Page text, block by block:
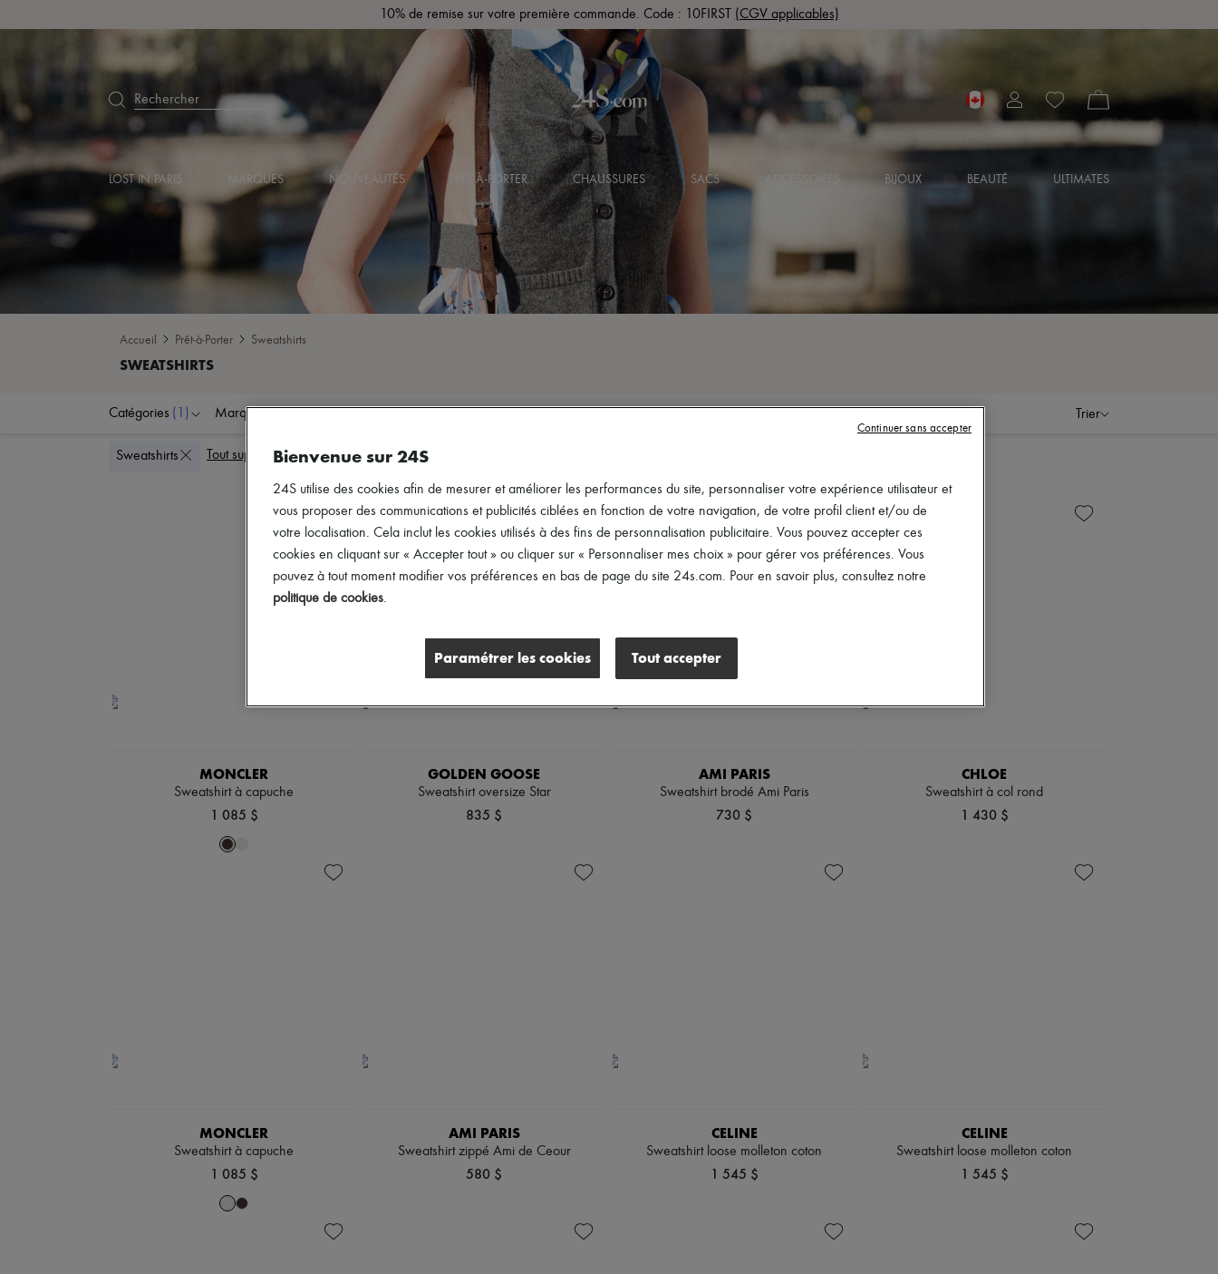
10% de remise sur votre première commande. Code : 10FIRST (CGV applicables)
Rechercher
LOST IN PARIS MARQUES NOUVEAUTÉS PRÊT-À-PORTER CHAUSSURES SACS ACCESSOIRES BIJOUX BEAUTÉ ULTIMATES
Accueil Prêt-à-Porter Sweatshirts
Catégories (1) Marques Trier
Sweatshirts Tout supprimer
MONCLER
Sweatshirt à capuche
1 085 $
GOLDEN GOOSE
Sweatshirt oversize Star
835 $
AMI PARIS
Sweatshirt brodé Ami Paris
730 $
CHLOE
Sweatshirt à col rond
1 430 $
MONCLER
Sweatshirt à capuche
1 085 $
AMI PARIS
Sweatshirt zippé Ami de Ceour
580 $
CELINE
Sweatshirt loose molleton coton
1 545 $
CELINE
Sweatshirt loose molleton coton
1 545 $
Bienvenue sur 24S
24S utilise des cookies afin de mesurer et améliorer les performances du site, personnaliser votre expérience utilisateur et
vous proposer des communications et publicités ciblées en fonction de votre navigation, de votre profil client et/ou de
votre localisation. Cela inclut les cookies utilisés à des fins de personnalisation publicitaire. Vous pouvez accepter ces
cookies en cliquant sur « Accepter tout » ou cliquer sur « Personnaliser mes choix » pour gérer vos préférences. Vous
pouvez à tout moment modifier vos préférences en bas de page du site 24s.com. Pour en savoir plus, consultez notre
politique de cookies.
Paramétrer les cookies Tout accepter
Continuer sans accepter